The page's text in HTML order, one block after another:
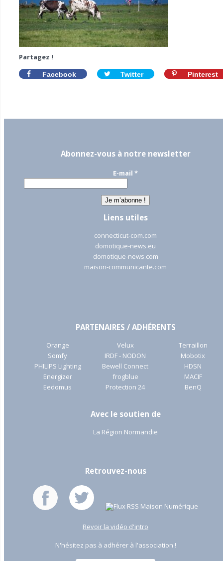
Partagez !
Facebook Twitter Pinterest
Abonnez-vous à notre newsletter
E-mail *
Liens utiles
connecticut-com.com
domotique-news.eu
domotique-news.com
maison-communicante.com
PARTENAIRES / ADHÉRENTS
Orange
Somfy
PHILIPS Lighting
Energizer
Eedomus
Velux
IRDF - NODON
Bewell Connect
frogblue
Protection 24
Terraillon
Mobotix
HDSN
MACIF
BenQ
Avec le soutien de
La Région Normandie
Retrouvez-nous
Revoir la vidéo d'intro
N'hésitez pas à adhérer à l'association !